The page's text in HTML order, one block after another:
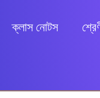
ক্লাস নোটস